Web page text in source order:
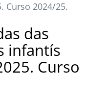
Curso 2024/25.
das
infantís
Curso